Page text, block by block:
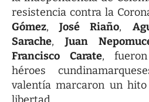
resistencia contra la
Gómez,José Riaño,
Sarache, Juan
Francisco Carate,
héroes
valentía marcaron un